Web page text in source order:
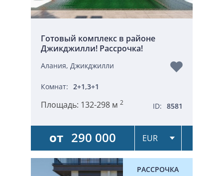
Готовый комплекс в районе
Джикджилли! Рассрочка!
Алания, Джикджилли
Комнат: 2+1,3+1
Площадь: 132-298 м 2 ID: 8581
от 290 000
РАССРОЧКА